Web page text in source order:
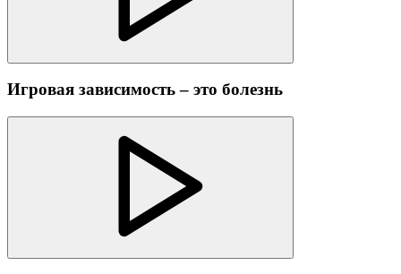
Игровая зависимость – это болезнь